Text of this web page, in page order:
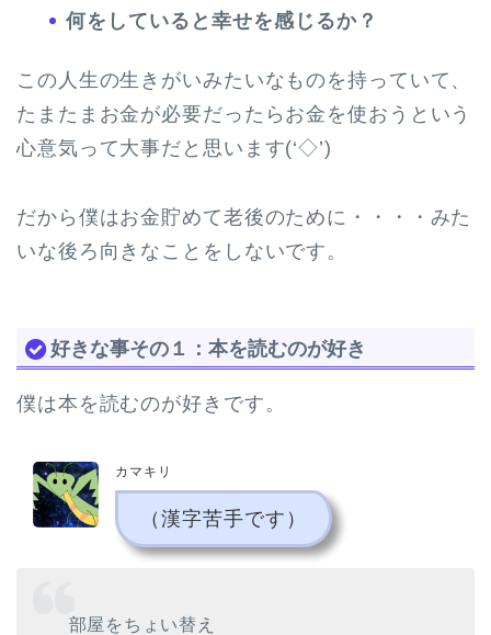
何をしていると幸せを感じるか？
この人生の生きがいみたいなものを持っていて、
たまたまお金が必要だったらお金を使おうという
心意気って大事だと思います(‘◇’)ゞ
だから僕はお金貯めて老後のために・・・・みた
いな後ろ向きなことをしないです。
好きな事その１：本を読むのが好き
僕は本を読むのが好きです。
カマキリ
（漢字苦手です）
部屋をちょい替え